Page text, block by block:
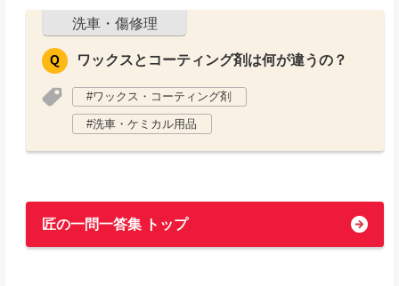
洗車・傷修理
ワックスとコーティング剤は何が違うの？
ワックス・コーティング剤
洗車・ケミカル用品
匠の一問一答集 トップ